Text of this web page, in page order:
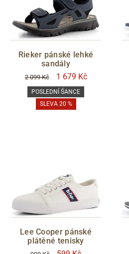
Rieker pánské lehké
sandály
2 099 Kč 1 679 Kč
POSLEDNÍ ŠANCE
SLEVA 20 %
Lee Cooper pánské
plátěné tenisky